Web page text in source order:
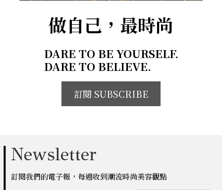
做自己，最時尚
DARE TO BE YOURSELF.
DARE TO BELIEVE.
訂閱 SUBSCRIBE
Newsletter
訂閱我們的電子報，每週收到潮流時尚美容觀點